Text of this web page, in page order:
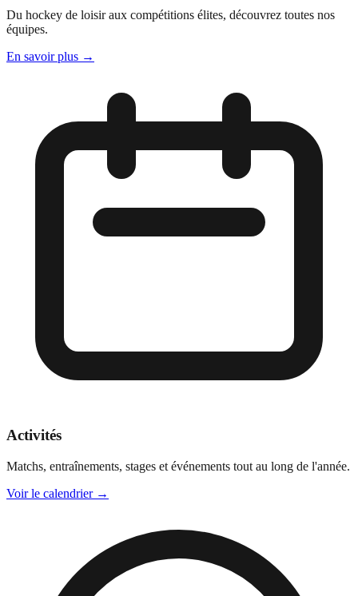
Du hockey de loisir aux compétitions élites, découvrez toutes nos
équipes.
En savoir plus →
Activités
Matchs, entraînements, stages et événements tout au long de l'année.
Voir le calendrier→